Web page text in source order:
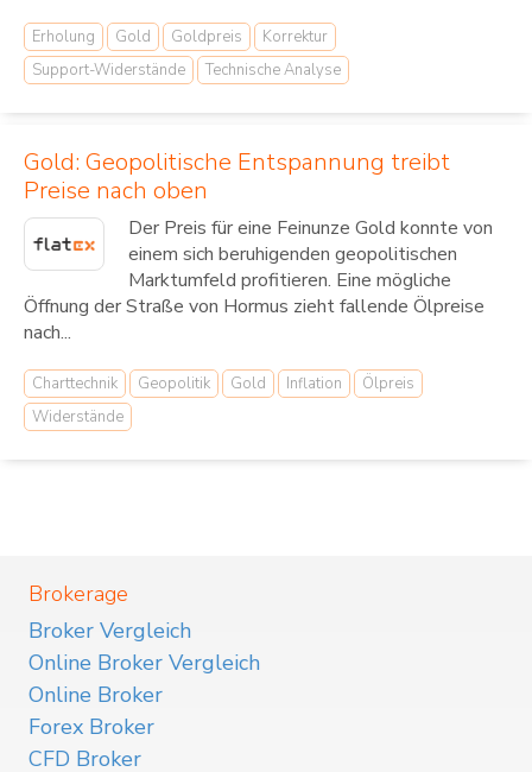
Erholung Gold Goldpreis
Korrektur
Support-Widerstände
Technische Analyse
Gold: Geopolitische Entspannung treibt
Preise nach oben
Der Preis für eine Feinunze Gold konnte von
einem sich beruhigenden geopolitischen
Marktumfeld profitieren. Eine mögliche
Öffnung der Straße von Hormus zieht fallende Ölpreise
nach...
Charttechnik Geopolitik Gold Inflation
Ölpreis
Widerstände
Brokerage
Broker Vergleich
Online Broker Vergleich
Online Broker
Forex Broker
CFD Broker